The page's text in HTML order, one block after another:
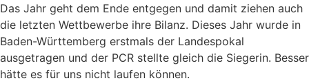
Das Jahr geht dem Ende entgegen und damit ziehen auch
die letzten Wettbewerbe ihre Bilanz. Dieses Jahr wurde in
Baden-Württemberg erstmals der Landespokal
ausgetragen und der PCR stellte gleich die Siegerin. Besser
hätte es für uns nicht laufen können.